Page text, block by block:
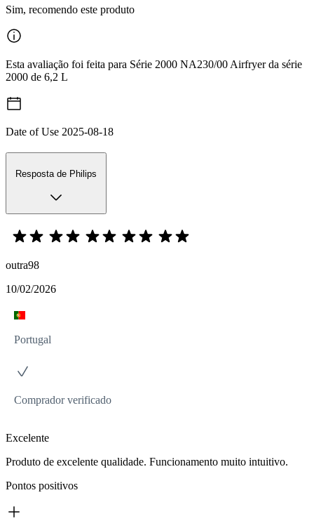
Sim, recomendo este produto
Esta avaliação foi feita para Série 2000 NA230/00 Airfryer da série
2000 de 6,2 L
Date of Use 2025-08-18
Resposta de Philips
outra98
10/02/2026
Portugal
Comprador verificado
Excelente
Produto de excelente qualidade. Funcionamento muito intuitivo.
Pontos positivos